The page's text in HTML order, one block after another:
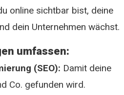
online sichtbar bist, deine
dein Unternehmen wächst.
umfassen:
(SEO): Damit deine
Co. gefunden wird.